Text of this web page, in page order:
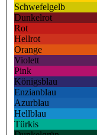
Schwefelgelb
Dunkelrot
Rot
Hellrot
Orange
Violett
Pink
Königsblau
Enzianblau
Azurblau
Hellblau
Türkis